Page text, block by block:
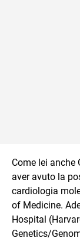
Come lei anche
aver avuto la
cardiologia
of Medicine.
Hospital
Genetics/